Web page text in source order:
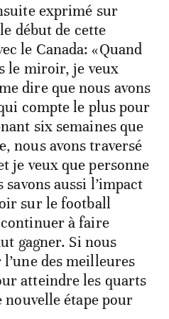
exprimé sur
début de cette
le Canada: «Quand
le miroir, je veux
dire que nous avons
compte le plus pour
six semaines que
nous avons traversé
je veux que personne
aussi l’impact
sur le football
à faire
gagner. Si nous
des meilleures
atteindre les quarts
nouvelle étape pour